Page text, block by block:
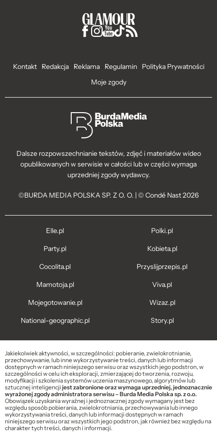
Kontakt Redakcja Reklama Regulamin
Polityka Prywatności
Moje zgody
Dalsze rozpowszechnianie tekstów, zdjęć i materiałów wideo
opublikowanych w serwisie w całości lub w części wymaga
uprzedniej zgody wydawcy.
©BURDA MEDIA POLSKA SP. Z O. O. | © Condé Nast 2026
Elle.pl
Party.pl
Cocolita.pl
Mamotoja.pl
Mojegotowanie.pl
National-geographic.pl
Polki.pl
Kobieta.pl
Przyslijprzepis.pl
Viva.pl
Wizaz.pl
Story.pl
Jakiekolwiek aktywności, w szczególności: pobieranie, zwielokrotnianie,
przechowywanie, lub inne wykorzystywanie treści, danych lub informacji
dostępnych w ramach niniejszego serwisu oraz wszystkich jego podstron, w
szczególności w celu ich eksploracji, zmierzającej do tworzenia, rozwoju,
modyfikacji i szkolenia systemów uczenia maszynowego, algorytmów lub
sztucznej inteligencjijest zabronione oraz wymaga uprzedniej, jednoznacznie
wyrażonej zgody administratora serwisu – Burda Media Polska sp. z o.o.
Obowiązek uzyskania wyraźnej i jednoznacznej zgody wymagany jest bez
względu sposób pobierania, zwielokrotniania, przechowywania lub innego
wykorzystywania treści, danych lub informacji dostępnych w ramach
niniejszego serwisu oraz wszystkich jego podstron, jak również bez względu na
charakter tych treści, danych i informacji.